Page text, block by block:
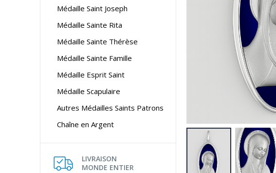
Médaille Saint Joseph
Médaille Sainte Rita
Médaille Sainte Thérèse
Médaille Sainte Famille
Médaille Esprit Saint
Médaille Scapulaire
Autres Médailles Saints Patrons
Chaîne en Argent
LIVRAISON
MONDE ENTIER